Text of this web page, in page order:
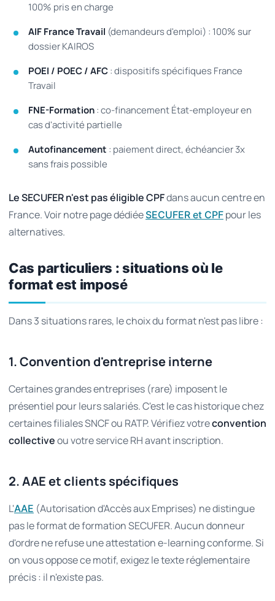
100% pris en charge
AIF France Travail (demandeurs d'emploi) : 100% sur
dossier KAIROS
POEI / POEC / AFC: dispositifs spécifiques France
Travail
FNE-Formation: co-financement État-employeur en
cas d'activité partielle
Autofinancement : paiement direct, échéancier 3x
sans frais possible
Le SECUFER n'est pas éligible CPFdans aucun centre en
France. Voir notre page dédiée SECUFER et CPF pour les
alternatives.
Cas particuliers : situations où le
format est imposé
Dans 3 situations rares, le choix du format n'est pas libre :
1. Convention d'entreprise interne
Certaines grandes entreprises (rare) imposent le
présentiel pour leurs salariés. C'est le cas historique chez
certaines filiales SNCF ou RATP. Vérifiez votreconvention
collectiveou votre service RH avant inscription.
2. AAE et clients spécifiques
L'AAE (Autorisation d'Accès aux Emprises) ne distingue
pas le format de formation SECUFER. Aucun donneur
d'ordre ne refuse une attestation e-learning conforme. Si
on vous oppose ce motif, exigez le texte réglementaire
précis : il n'existe pas.